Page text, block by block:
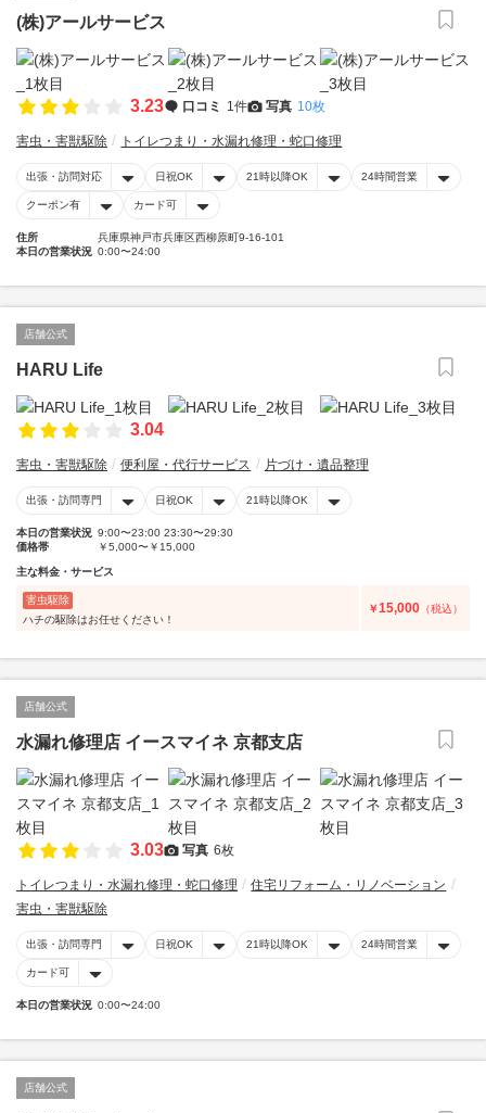
(株)アールサービス
3.23 口コミ 1件 写真 10枚
害虫・害獣駆除 トイレつまり・水漏れ修理・蛇口修理
出張・訪問対応 日祝OK 21時以降OK 24時間営業
クーポン有 カード可
住所
兵庫県神戸市兵庫区西柳原町9-16-101
本日の営業状況 0:00〜24:00
店舗公式
HARU Life
3.04
害虫・害獣駆除 便利屋・代行サービス 片づけ・遺品整理
出張・訪問専門 日祝OK 21時以降OK
本日の営業状況 9:00〜23:00 23:30〜29:30
価格帯
￥5,000〜￥15,000
主な料金・サービス
害虫駆除
ハチの駆除はお任せください！
￥15,000 （税込）
店舗公式
水漏れ修理店 イースマイネ 京都支店
3.03 写真 6枚
トイレつまり・水漏れ修理・蛇口修理
住宅リフォーム・リノベーション
害虫・害獣駆除
出張・訪問専門 日祝OK 21時以降OK 24時間営業
カード可
本日の営業状況 0:00〜24:00
店舗公式